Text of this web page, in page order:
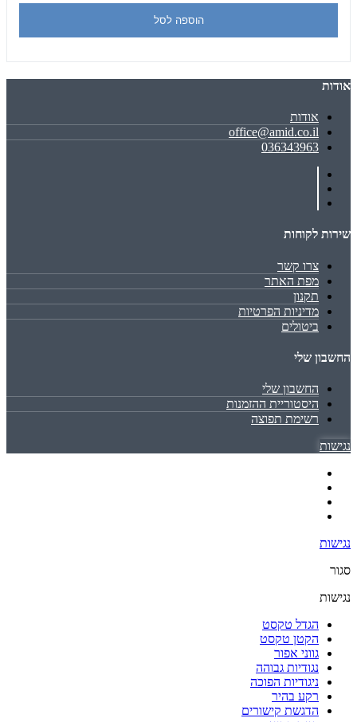
הוספה לסל
אודות
אודות
office@amid.co.il
036343963
שירות לקוחות
צרו קשר
מפת האתר
תקנון
מדיניות הפרטיות
ביטולים
החשבון שלי
החשבון שלי
היסטוריית ההזמנות
רשימת תפוצה
נגישות
נגישות
סגור
נגישות
הגדל טקסט
הקטן טקסט
גווני אפור
נגודיות גבוהה
ניגודיות הפוכה
רקע בהיר
הדגשת קישורים